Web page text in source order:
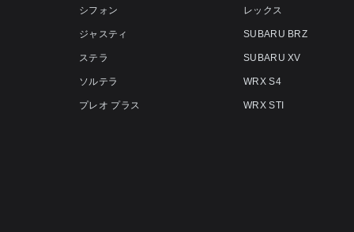
シフォン
ジャスティ
ステラ
ソルテラ
プレオ プラス
レックス
SUBARU BRZ
SUBARU XV
WRX S4
WRX STI